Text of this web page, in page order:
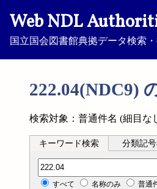
Web NDL
国立国会図書館典拠データ検索
222.04(NDC9)
検索対象：普通件名 (細目な
キーワード検索 分類記
分類記号検索
すべて 名称のみ 普通